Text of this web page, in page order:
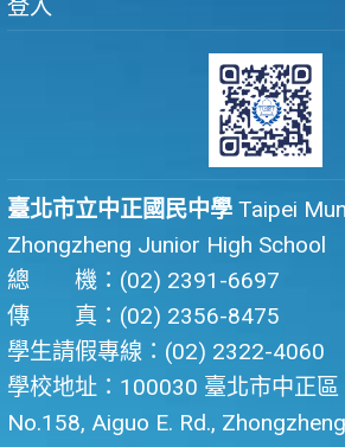
登入
臺北市立中正國民中學 Taipei
Zhongzheng Junior High School
總 機：(02) 2391-6697
傳 真：(02) 2356-8475
學生請假專線：(02) 2322-4060
學校地址：100030 臺北市中正
No.158, Aiguo E. Rd.,